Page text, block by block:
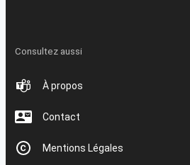
Consultez aussi
À propos
Contact
Mentions Légales